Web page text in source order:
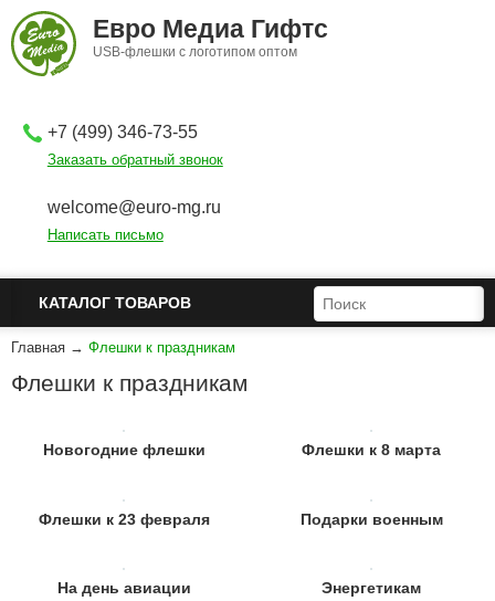
Перейти к основному содержанию
Евро Медиа Гифтс
USB-флешки с логотипом оптом
+7 (499) 346-73-55
Заказать обратный звонок
welcome@euro-mg.ru
Написать письмо
КАТАЛОГ ТОВАРОВ ФОРМА ПОИСКА
ПОИСК
Главная → Флешки к праздникам
Флешки к праздникам
Новогодние флешки Флешки к 8 марта
Флешки к 23 февраля Подарки военным
На день авиации Энергетикам